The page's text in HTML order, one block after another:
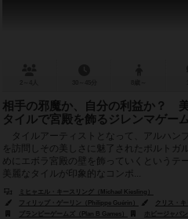
相手の邪魔か、自分の利益か？
タイルで宮殿を飾るジレンマゲー
タイルアーティストとなって、アルハン
を訪問しその美しさに魅了されたポルトガ
めにエボラ宮殿の壁を飾っていくという
美麗なタイルが印象的なコンポ...
ミヒャエル・キースリング（Michael Kiesling）
フィリップ・ゲーリン（Philippe Guérin）
クリス・キリアムス
プランビーゲームズ（Plan B Games）
ホビージャパン（